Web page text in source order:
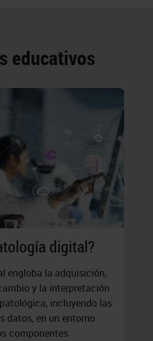
educativos
digital?
engloba la adquisición,
y la interpretación
incluyendo las
datos, en un entorno
componentes